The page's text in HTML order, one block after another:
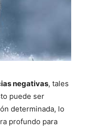
negativas, tales
puede ser
determinada, lo
profundo para